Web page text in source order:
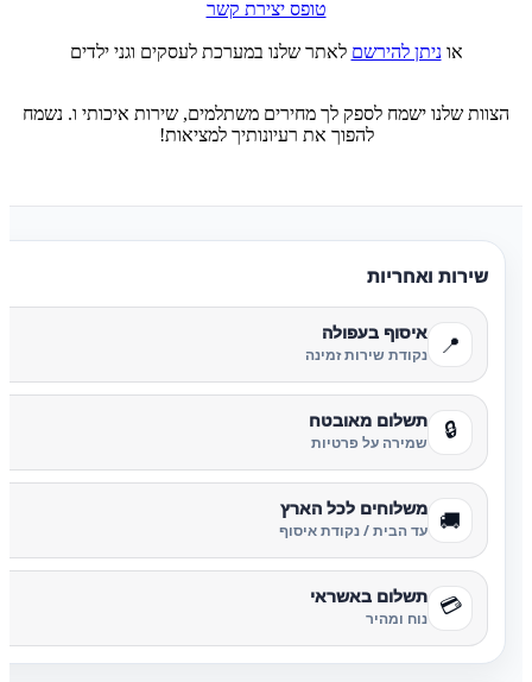
טופס יצירת קשר
אוניתן להירשם לאתר שלנו במערכת לעסקים וגני ילדים
הצוות שלנו ישמח לספק לך מחירים משתלמים, שירות איכותי ו. נשמח
להפוך את רעיונותיך למציאות!
שירות ואחריות
📍 איסוף בעפולה
נקודת שירות זמינה
🔒 תשלום מאובטח
שמירה על פרטיות
🚚 משלוחים לכל הארץ
עד הבית / נקודת איסוף
💳 תשלום באשראי
נוח ומהיר